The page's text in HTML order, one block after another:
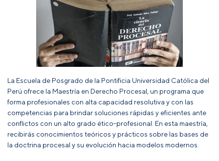
La Escuela de Posgrado de la Pontificia Universidad Católica del
Perú ofrece la Maestría en Derecho Procesal, un programa que
forma profesionales con alta capacidad resolutiva y con las
competencias para brindar soluciones rápidas y eficientes ante
conflictos con un alto grado ético-profesional. En esta maestría,
recibirás conocimientos teóricos y prácticos sobre las bases de
la doctrina procesal y su evolución hacia modelos modernos.